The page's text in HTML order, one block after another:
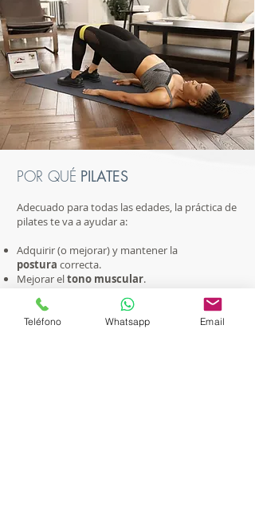
POR QUÉ PILATES
Adecuado para todas las edades, la práctica de
pilates te va a ayudar a:
Adquirir (o mejorar) y mantener la
postura correcta.
Mejorar eltono muscular.
Restaurar poco a poco la
Mejorar tu
equilibrio.
Teléfono Whatsapp Email